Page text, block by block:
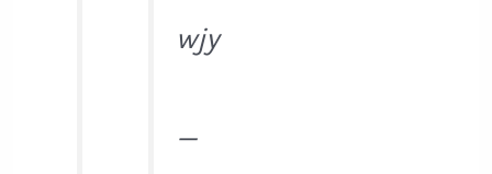
wjy
—